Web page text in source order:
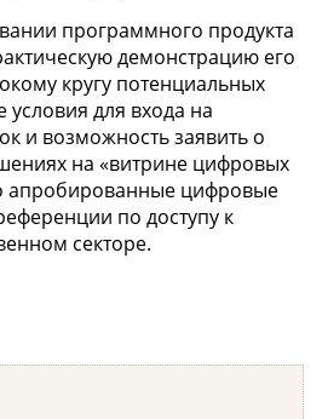
программного продукта
демонстрацию его
кругу потенциальных
условия для входа на
и возможность заявить о
на «витрине цифровых
апробированные цифровые
по доступу к
секторе.